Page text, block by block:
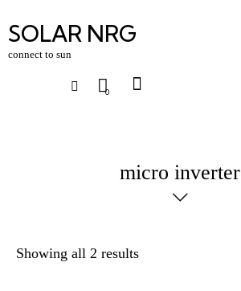
SOLAR NRG
connect to sun
0
micro inverter
Showing all 2 results